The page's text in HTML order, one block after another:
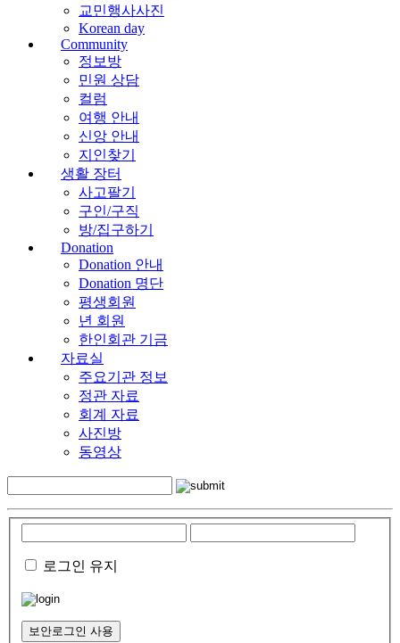
교민행사사진
Korean day
Community
정보방
민원 상담
컬럼
여행 안내
신앙 안내
지인찾기
생활 장터
사고팔기
구인/구직
방/집구하기
Donation
Donation 안내
Donation 명단
평생회원
년 회원
한인회관 기금
자료실
주요기관 정보
정관 자료
회계 자료
사진방
동영상
로그인 유지
보안로그인 사용